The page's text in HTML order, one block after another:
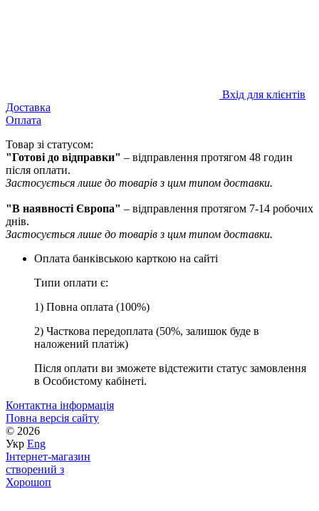
Вхід для клієнтів
Доставка
Оплата
Товар зі статусом:
"Готові до відправки" – відправлення протягом 48 годин
після оплати.
Застосується лише до товарів з цим типом доставки.
"В наявності Європа" – відправлення протягом 7-14 робочих
днів.
Застосується лише до товарів з цим типом доставки.
Оплата банківською карткою на сайті
Типи оплати є:
1) Повна оплата (100%)
2) Часткова передоплата (50%, залишок буде в
наложений платіж)
Після оплати ви зможете відстежити статус замовлення
в Особистому кабінеті.
Контактна інформація
Повна версія сайту
© 2026
Укр Eng
Інтернет-магазин
створений з
Хорошоп